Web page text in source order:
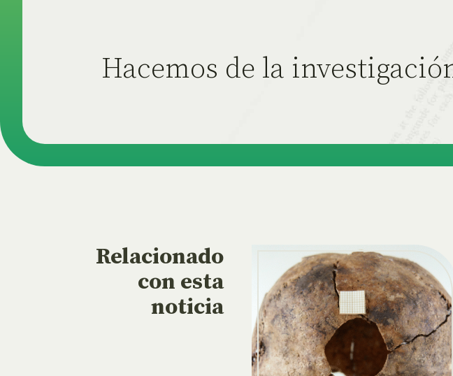
Hacemos de la
Relacionado
con esta
noticia